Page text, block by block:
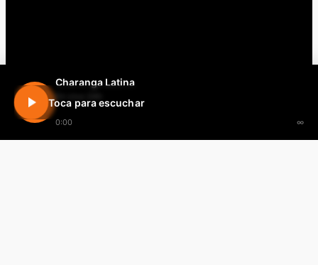
Charanga Latina
En vivo 24h
0:00 ∞
Toca para escuchar